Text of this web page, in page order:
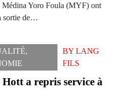
Médina Yoro Foula (MYF) ont
sortie de…
,
BY LANG
FILS
a repris service à